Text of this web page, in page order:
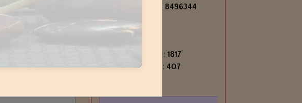
8496344
pages vues
Nombre de pages :1817
Nombre d'articles : 407